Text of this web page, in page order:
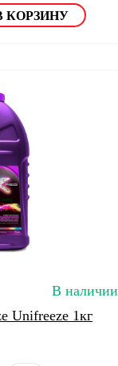
В наличии
Unifreeze 1кг